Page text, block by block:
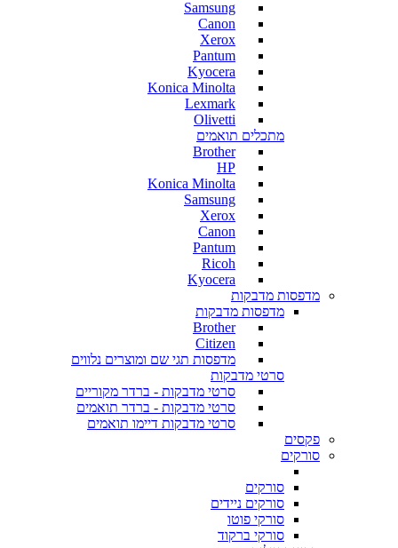
Samsung
Canon
Xerox
Pantum
Kyocera
Konica Minolta
Lexmark
Olivetti
מתכלים תואמים
Brother
HP
Konica Minolta
Samsung
Xerox
Canon
Pantum
Ricoh
Kyocera
מדפסות מדבקות
מדפסות מדבקות
Brother
Citizen
מדפסות תגי שם ומוצרים נלווים
סרטי מדבקות
סרטי מדבקות - ברדר מקוריים
סרטי מדבקות - ברדר תואמים
סרטי מדבקות דיימו תואמים
פקסים
סורקים
סורקים
סורקים ניידים
סורקי פוטו
סורקי ברקוד